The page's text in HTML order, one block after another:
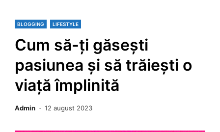
BLOGGING LIFESTYLE
Cum să-ți găsești
pasiunea și să trăiești o
viață împlinită
Admin 12 august 2023